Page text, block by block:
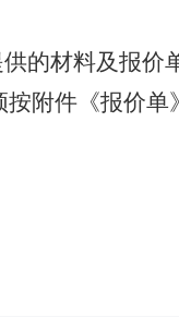
的材料及报价
按附件《报价单